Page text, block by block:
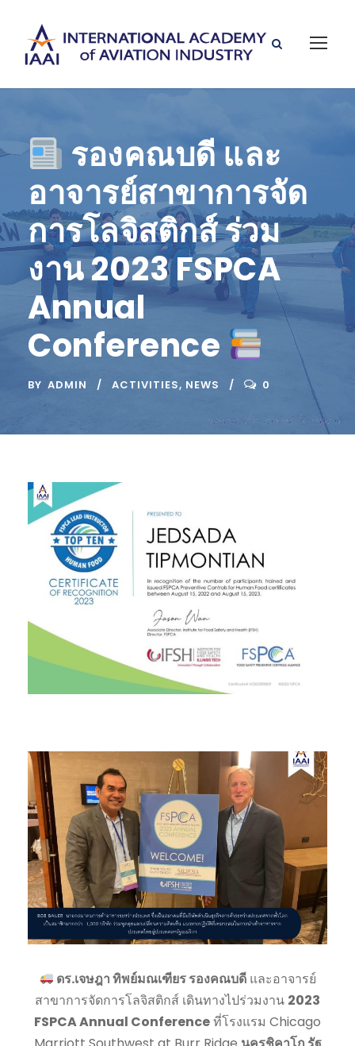
รองคณบดี และ
อาจารย์สาขาการจัด
การโลจิสติกส์ ร่วม
งาน 2023 FSPCA
Annual
Conference
BY ADMIN ACTIVITIES, NEWS 0
ดร.เจษฎา ทิพย์มณเฑียร รองคณบดีและอาจารย์
สาขาการจัดการโลจิสติกส์ เดินทางไปร่วมงาน 2023
FSPCA Annual Conferenceที่โรงแรม Chicago